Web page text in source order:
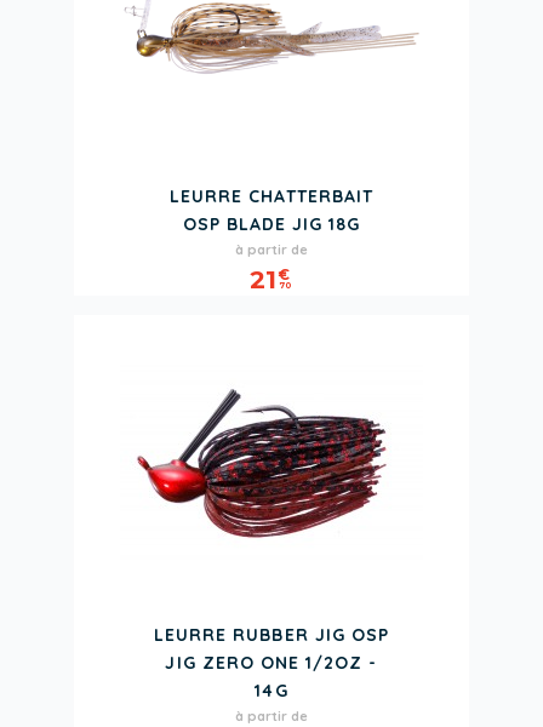
LEURRE CHATTERBAIT
OSP BLADE JIG 18G
Prix
à partir de
21€
70
LEURRE RUBBER JIG OSP
JIG ZERO ONE 1/2OZ -
14G
Prix
à partir de